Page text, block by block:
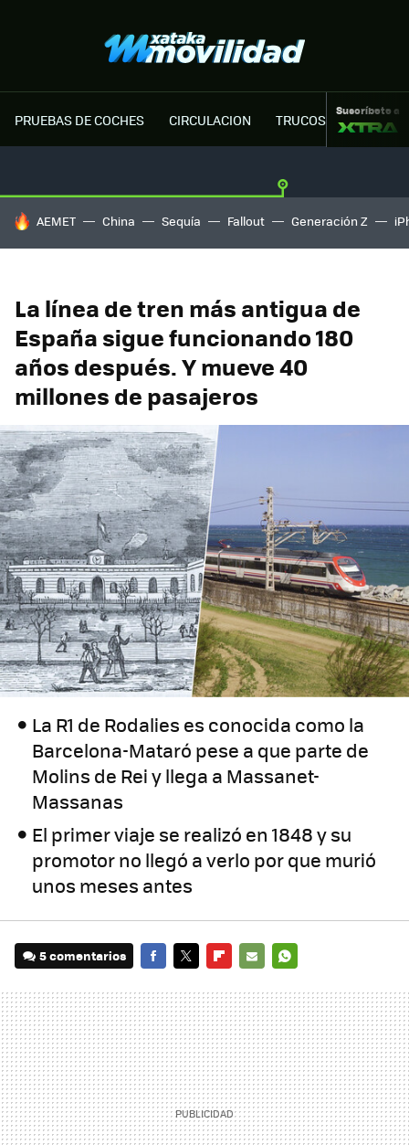
PRUEBAS DE COCHES CIRCULACION TRUCOS MOTOR
Suscríbete a
HOY SE HABLA DE
AEMET China Sequía Fallout Generación Z
La línea de tren más antigua de
España sigue funcionando 180
años después. Y mueve 40
millones de pasajeros
La R1 de Rodalies es conocida como la
Barcelona-Mataró pese a que parte de
Molins de Rei y llega a Massanet-
Massanas
El primer viaje se realizó en 1848 y su
promotor no llegó a verlo por que murió
unos meses antes
5 comentarios
MAIL